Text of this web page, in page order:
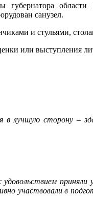
губернатора
санузел.
и стульями,
или выступления
лучшую сторону –
участвовали в